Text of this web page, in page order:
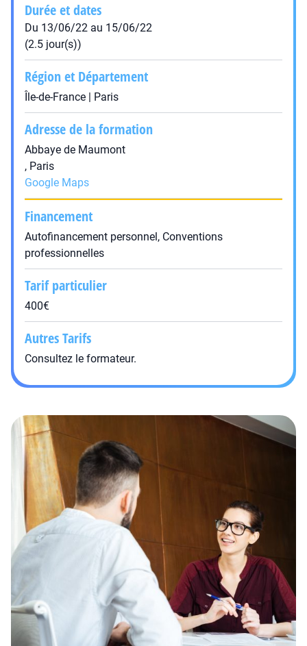
Durée et dates
Du 13/06/22 au 15/06/22
(2.5 jour(s))
Région et Département
Île-de-France | Paris
Adresse de la formation
Abbaye de Maumont
, Paris
Google Maps
Financement
Autofinancement personnel, Conventions
professionnelles
Tarif particulier
400€
Autres Tarifs
Consultez le formateur.